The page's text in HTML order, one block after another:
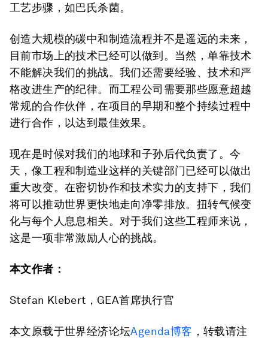
工艺步骤，如巴氏杀菌。
创造大规模的碳中和制造流程并不是遥远的未来，
目前市场上的技术已经可以做到。当然，单靠技术
不能解决我们的挑战。我们还需要经验、技术和严
格改进生产的纪律。而工程公司需要那些愿意超越
常规的合作伙伴，在项目的早期和整个持续过程中
进行合作，以达到最佳效果。
现在是时候对我们的地球和子孙后代负责了。今
天，像工程和制造业这样的关键部门已经可以做出
重大改变。在密切协作和技术实力的支持下，我们
将可以推动世界更快地走向净零排放。扭转气候变
化与每个人息息相关。对于我们这些工程师来说，
这是一项非常激励人心的挑战。
本文作者：
Stefan Klebert，GEA首席执行官
本文原载于世界经济论坛Agenda博客 ，转载请注